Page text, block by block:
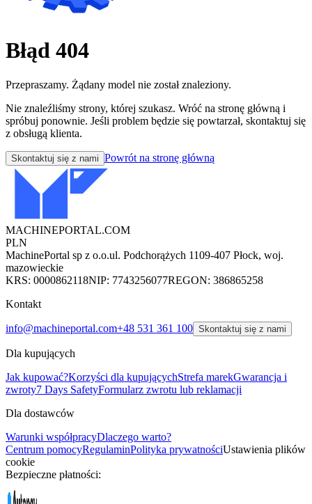
Błąd 404
Przepraszamy. Żądany model nie został znaleziony.
Nie znaleźliśmy strony, której szukasz. Wróć na stronę główną i
spróbuj ponownie. Jeśli problem będzie się powtarzał, skontaktuj się
z obsługą klienta.
Skontaktuj się z nami Powrót na stronę główną
MACHINEPORTAL.COM
PLN
MachinePortal sp z o.o.ul. Podchorążych 1109-407 Płock, woj.
mazowieckie
KRS: 0000862118NIP: 7743256077REGON: 386865258
Kontakt
info@machineportal.com+48 531 361 100 Skontaktuj się z nami
Dla kupujących
Jak kupować?Korzyści dla kupującychStrefa marekGwarancja i
zwroty7 Days SafetyFormularz zwrotu lub reklamacji
Dla dostawców
Warunki współpracyDlaczego warto?
Centrum pomocyRegulaminPolityka prywatnościUstawienia plików
cookie
Bezpieczne płatności: